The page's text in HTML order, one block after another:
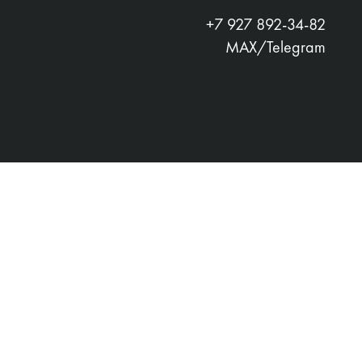
+7 927 892-34-82
MAX/Telegram